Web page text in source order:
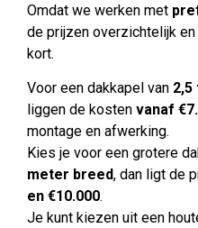
Omdat we werken met
de prijzen overzichtelijk
kort.
Voor een dakkapel van
liggen de kosten vanaf
montage en afwerking.
Kies je voor een grotere
meter breed, dan ligt de
en €10.000.
Je kunt kiezen uit een